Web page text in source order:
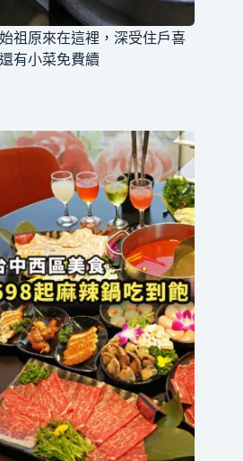
祖原來在這裡，深受住戶喜
有小菜免費續